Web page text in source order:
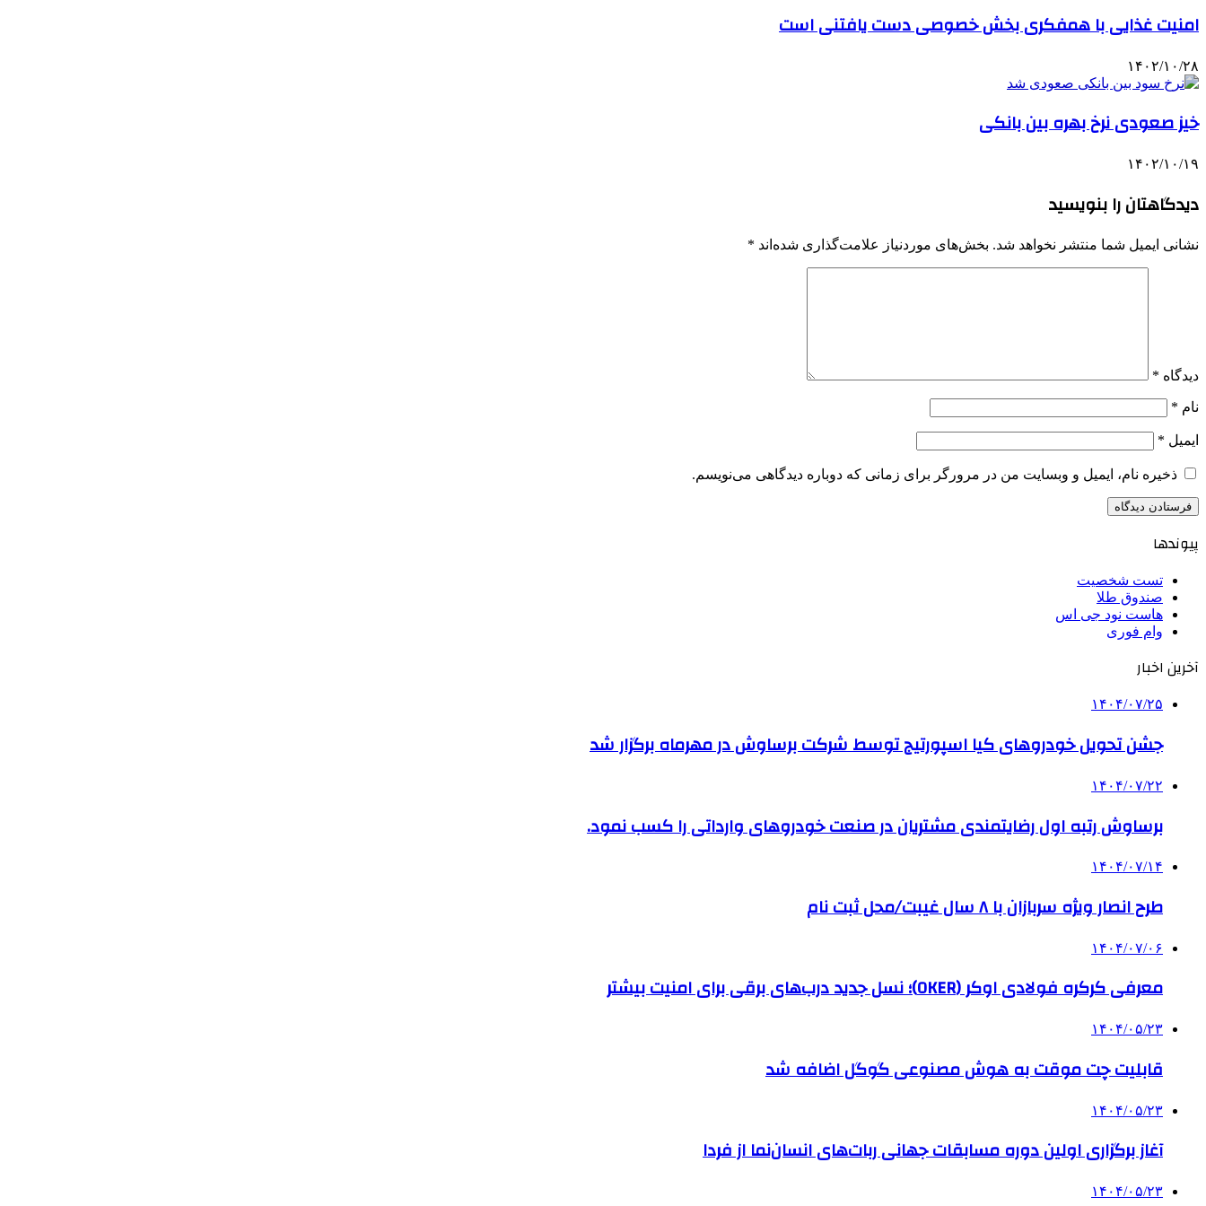
امنیت غذایی با همفکری بخش خصوصی دست یافتنی است
۱۴۰۲/۱۰/۲۸
خیز صعودی نرخ بهره بین بانکی
۱۴۰۲/۱۰/۱۹
دیدگاهتان را بنویسید
نشانی ایمیل شما منتشر نخواهد شد. بخش‌های موردنیاز علامت‌گذاری شده‌اند *
دیدگاه *
نام *
ایمیل *
ذخیره نام، ایمیل و وبسایت من در مرورگر برای زمانی که دوباره دیدگاهی می‌نویسم.
پیوندها
تست شخصیت
صندوق طلا
هاست نود جی اس
وام فوری
آخرین اخبار
۱۴۰۴/۰۷/۲۵
جشن تحویل خودروهای کیا اسپورتیج توسط شرکت برساوش در مهرماه برگزار شد
۱۴۰۴/۰۷/۲۲
برساوش رتبه اول رضایتمندی مشتریان در صنعت خودروهای وارداتی را کسب نمود.
۱۴۰۴/۰۷/۱۴
طرح انصار ویژه سربازان با ۸ سال غیبت/محل ثبت نام
۱۴۰۴/۰۷/۰۶
معرفی کرکره فولادی اوکر (OKER)؛ نسل جدید درب‌های برقی برای امنیت بیشتر
۱۴۰۴/۰۵/۲۳
قابلیت چت موقت به هوش مصنوعی گوگل اضافه شد
۱۴۰۴/۰۵/۲۳
آغاز برگزاری اولین دوره مسابقات جهانی ربات‌های انسان‌نما از فردا
۱۴۰۴/۰۵/۲۳